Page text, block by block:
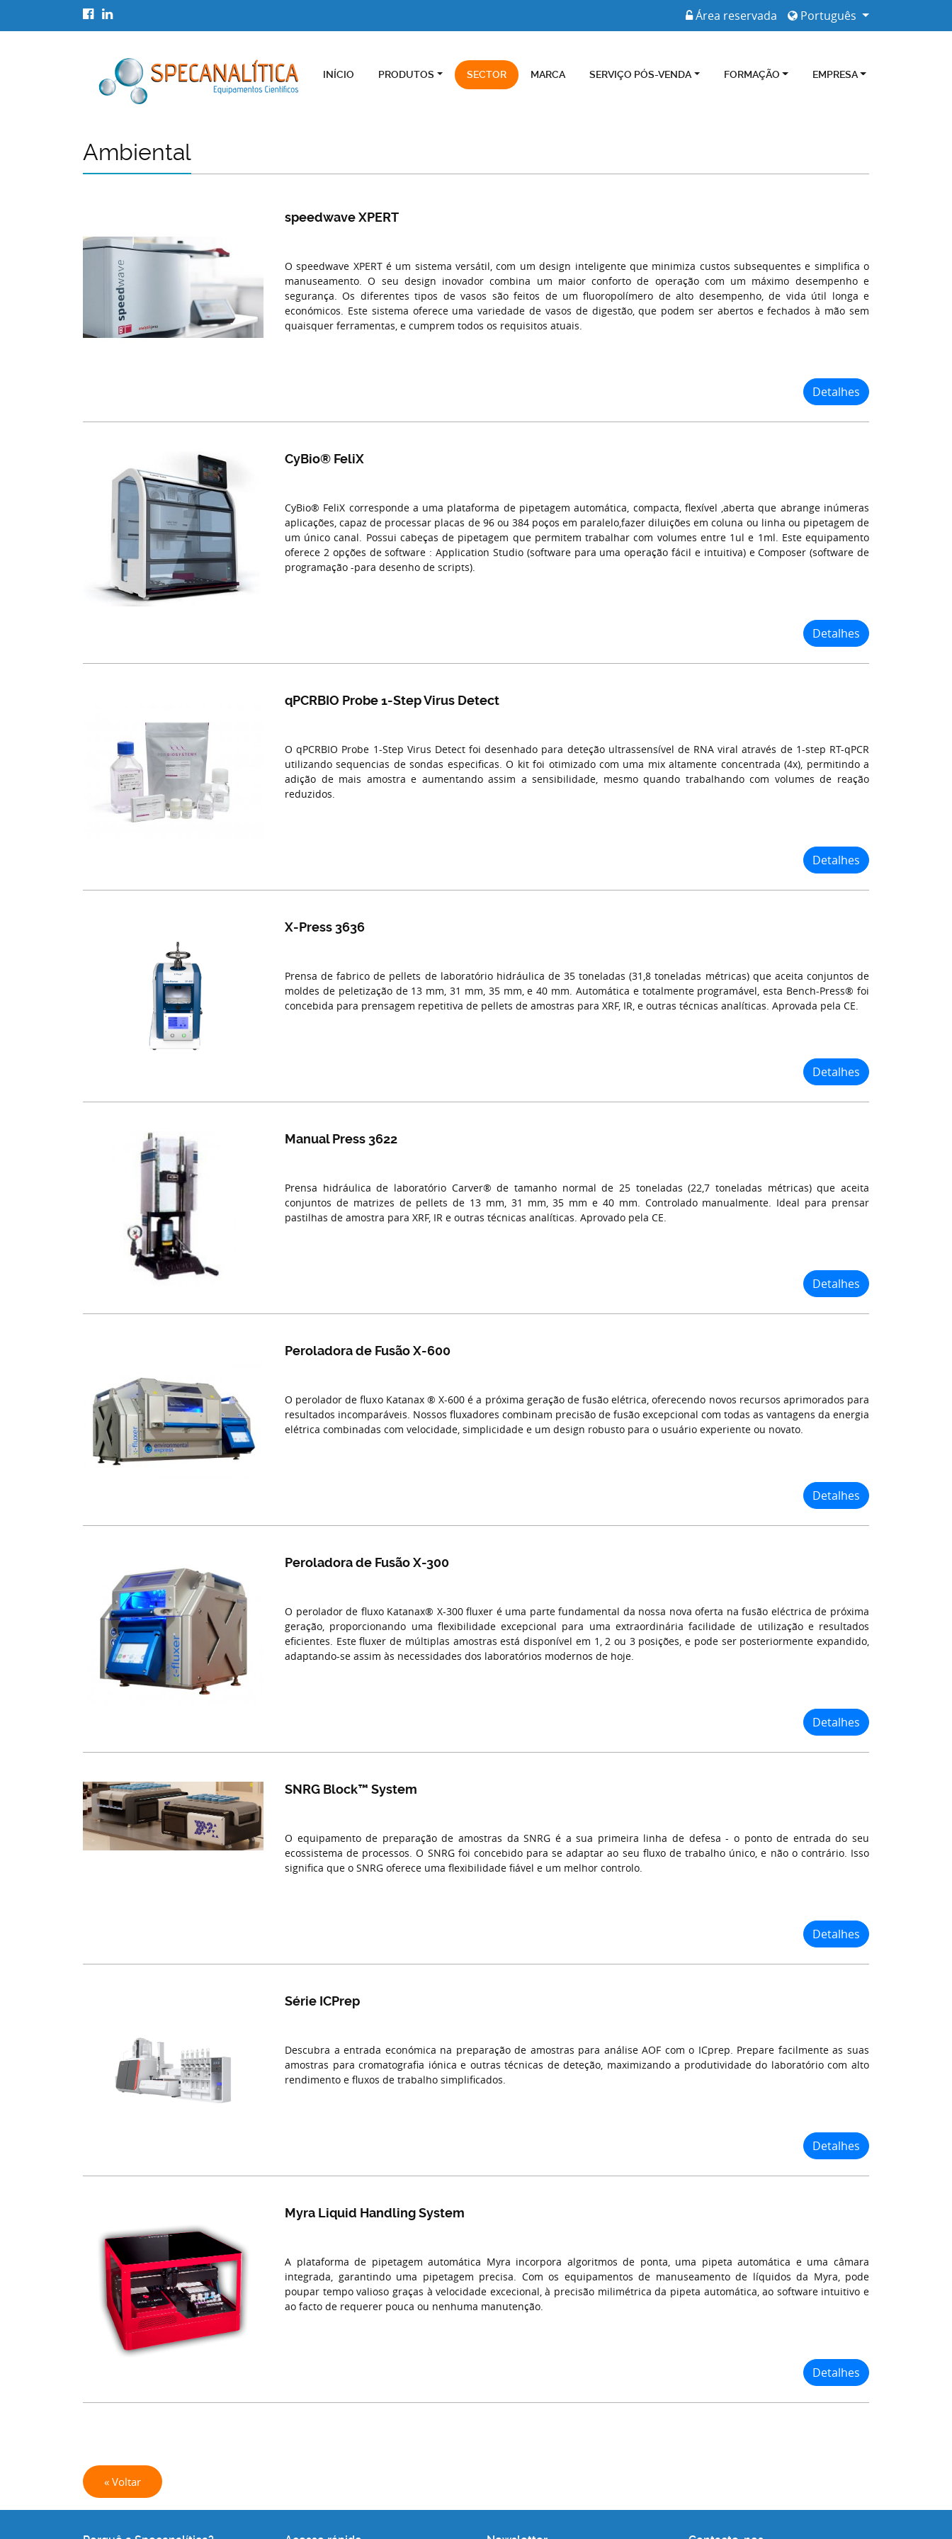
Português
Área reservada
INÍCIO PRODUTOS SECTOR MARCA SERVIÇO PÓS-VENDA FORMAÇÃO EMPRESA
Ambiental
speedwave XPERT
O speedwave XPERT é um sistema versátil, com um design inteligente que minimiza custos subsequentes e simplifica o
manuseamento. O seu design inovador combina um maior conforto de operação com um máximo desempenho e
segurança. Os diferentes tipos de vasos são feitos de um fluoropolímero de alto desempenho, de vida útil longa e
económicos. Este sistema oferece uma variedade de vasos de digestão, que podem ser abertos e fechados à mão sem
quaisquer ferramentas, e cumprem todos os requisitos atuais.
Detalhes
CyBio® FeliX
CyBio® FeliX corresponde a uma plataforma de pipetagem automática, compacta, flexível ,aberta que abrange inúmeras
aplicações, capaz de processar placas de 96 ou 384 poços em paralelo,fazer diluições em coluna ou linha ou pipetagem de
um único canal. Possui cabeças de pipetagem que permitem trabalhar com volumes entre 1ul e 1ml. Este equipamento
oferece 2 opções de software : Application Studio (software para uma operação fácil e intuitiva) e Composer (software de
programação -para desenho de scripts).
Detalhes
qPCRBIO Probe 1-Step Virus Detect
O qPCRBIO Probe 1-Step Virus Detect foi desenhado para deteção ultrassensível de RNA viral através de 1-step RT-qPCR
utilizando sequencias de sondas especificas. O kit foi otimizado com uma mix altamente concentrada (4x), permitindo a
adição de mais amostra e aumentando assim a sensibilidade, mesmo quando trabalhando com volumes de reação
reduzidos.
Detalhes
X-Press 3636
Prensa de fabrico de pellets de laboratório hidráulica de 35 toneladas (31,8 toneladas métricas) que aceita conjuntos de
moldes de peletização de 13 mm, 31 mm, 35 mm, e 40 mm. Automática e totalmente programável, esta Bench-Press® foi
concebida para prensagem repetitiva de pellets de amostras para XRF, IR, e outras técnicas analíticas. Aprovada pela CE.
Detalhes
Manual Press 3622
Prensa hidráulica de laboratório Carver® de tamanho normal de 25 toneladas (22,7 toneladas métricas) que aceita
conjuntos de matrizes de pellets de 13 mm, 31 mm, 35 mm e 40 mm. Controlado manualmente. Ideal para prensar
pastilhas de amostra para XRF, IR e outras técnicas analíticas. Aprovado pela CE.
Detalhes
Peroladora de Fusão X-600
O perolador de fluxo Katanax ® X-600 é a próxima geração de fusão elétrica, oferecendo novos recursos aprimorados para
resultados incomparáveis. Nossos fluxadores combinam precisão de fusão excepcional com todas as vantagens da energia
elétrica combinadas com velocidade, simplicidade e um design robusto para o usuário experiente ou novato.
Detalhes
Peroladora de Fusão X-300
O perolador de fluxo Katanax® X-300 fluxer é uma parte fundamental da nossa nova oferta na fusão eléctrica de próxima
geração, proporcionando uma flexibilidade excepcional para uma extraordinária facilidade de utilização e resultados
eficientes. Este fluxer de múltiplas amostras está disponível em 1, 2 ou 3 posições, e pode ser posteriormente expandido,
adaptando-se assim às necessidades dos laboratórios modernos de hoje.
Detalhes
SNRG Block™ System
O equipamento de preparação de amostras da SNRG é a sua primeira linha de defesa - o ponto de entrada do seu
ecossistema de processos. O SNRG foi concebido para se adaptar ao seu fluxo de trabalho único, e não o contrário. Isso
significa que o SNRG oferece uma flexibilidade fiável e um melhor controlo.
Detalhes
Série ICPrep
Descubra a entrada económica na preparação de amostras para análise AOF com o ICprep. Prepare facilmente as suas
amostras para cromatografia iónica e outras técnicas de deteção, maximizando a produtividade do laboratório com alto
rendimento e fluxos de trabalho simplificados.
Detalhes
Myra Liquid Handling System
A plataforma de pipetagem automática Myra incorpora algoritmos de ponta, uma pipeta automática e uma câmara
integrada, garantindo uma pipetagem precisa. Com os equipamentos de manuseamento de líquidos da Myra, pode
poupar tempo valioso graças à velocidade excecional, à precisão milimétrica da pipeta automática, ao software intuitivo e
ao facto de requerer pouca ou nenhuma manutenção.
Detalhes
« Voltar